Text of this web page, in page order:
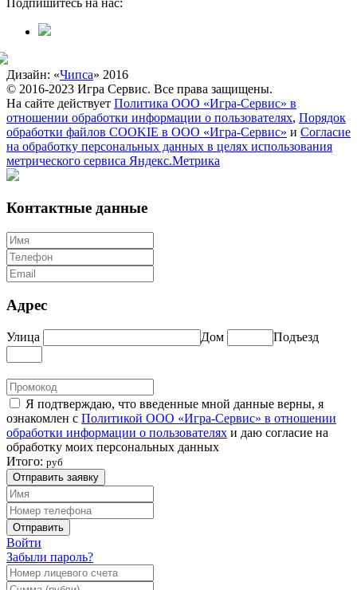
Подпишитесь на нас:
Дизайн: «Чипса» 2016
© 2016-2023 Игра Сервис. Все права защищены.
На сайте действует Политика ООО «Игра-Сервис» в
отношении обработки информации о пользователях, Порядок
обработки файлов COOKIE в ООО «Игра-Сервис» и Согласие
на обработку персональных данных в целях использования
метрического сервиса Яндекс.Метрика
Контактные данные
Адрес
Улица Дом Подъезд
Я подтверждаю, что введенные мной данные верны, я
ознакомлен с Политикой ООО «Игра-Сервис» в отношении
обработки информации о пользователях и даю согласие на
обработку моих персональных данных
Итого: руб
Отправить заявку
Отправить
Войти
Забыли пароль?